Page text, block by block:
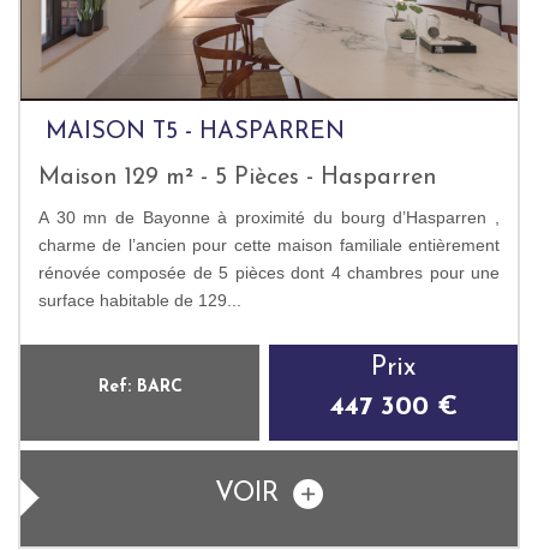
MAISON T5 - HASPARREN
Maison 129 m² - 5 Pièces - Hasparren
A 30 mn de Bayonne à proximité du bourg d’Hasparren ,
charme de l’ancien pour cette maison familiale entièrement
rénovée composée de 5 pièces dont 4 chambres pour une
surface habitable de 129...
Ref: BARC
Prix
447 300 €
VOIR